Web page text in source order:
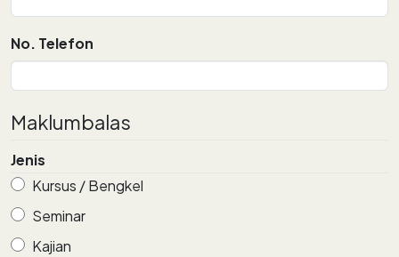
No. Telefon
Maklumbalas
Jenis
Kursus / Bengkel
Seminar
Kajian